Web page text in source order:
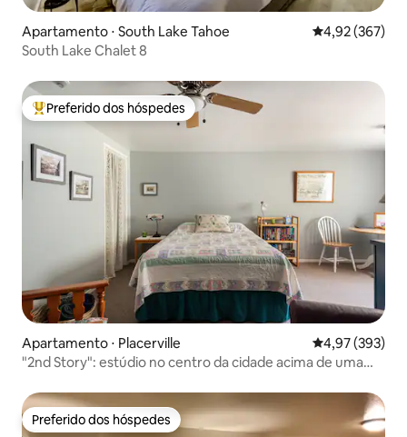
Apartamento ⋅ South Lake Tahoe 4,92 de uma
4,92 (367)
South Lake Chalet 8
Entre os melhores preferidos dos hóspedes
Preferido dos hóspedes
Apartamento ⋅ Placerville 4,97 de uma
4,97 (393)
"2nd Story": estúdio no centro da cidade acima de uma
Preferido dos hóspedes
Preferido dos hóspedes